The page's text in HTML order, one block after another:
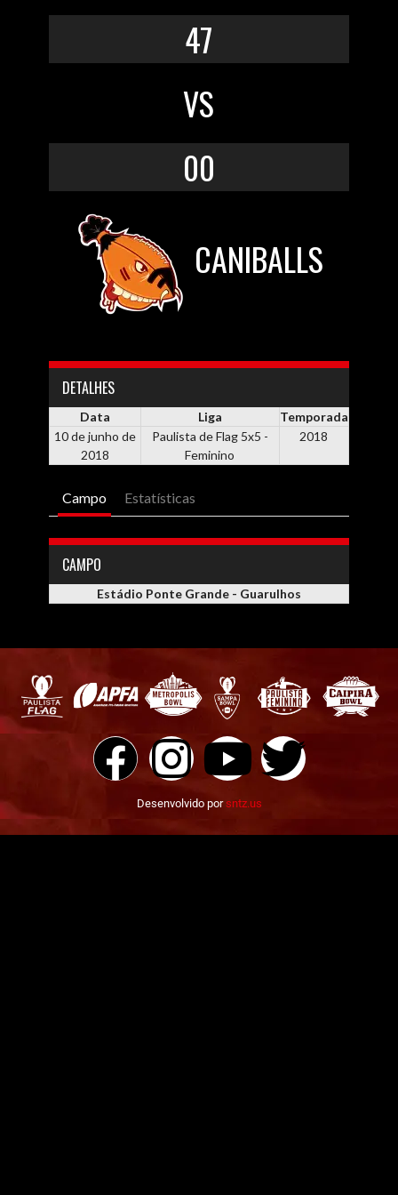
47
VS
00
CANIBALLS
DETALHES
Data Liga
Temporada
10 de junho de
2018
Paulista de Flag 5x5 -
Feminino
2018
Campo Estatísticas
CAMPO
Estádio Ponte Grande - Guarulhos
Desenvolvido porsntz.us